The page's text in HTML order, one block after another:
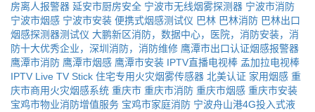
房离人报警器 延安市厨房安全 宁波市无线烟雾探测器 宁波市消防
宁波市烟感 宁波市安装 便携式烟感测试仪 巴林 巴林消防 巴林出口
烟感探测器测试仪 大鹏新区消防，数据中心，医院，消防安装，消
防十大优秀企业，深圳消防，消防维修 鹰潭市出口认证烟感报警器
鹰潭市消防 鹰潭市烟感 鹰潭市安装 IPTV直播电视棒 孟加拉电视棒
IPTV Live TV Stick 住宅专用火灾烟雾传感器 北美认证 家用烟感 重
庆市商用火灾烟感系统 重庆市 重庆市消防 重庆市烟感 重庆市安装
宝鸡市物业消防增值服务 宝鸡市家庭消防 宁波舟山港4G投入式液